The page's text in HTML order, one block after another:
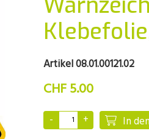
Artikel 08.01.00121.02
CHF 5.00
In